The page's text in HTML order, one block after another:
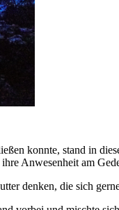
konnte, stand in
Anwesenheit am
denken, die sich